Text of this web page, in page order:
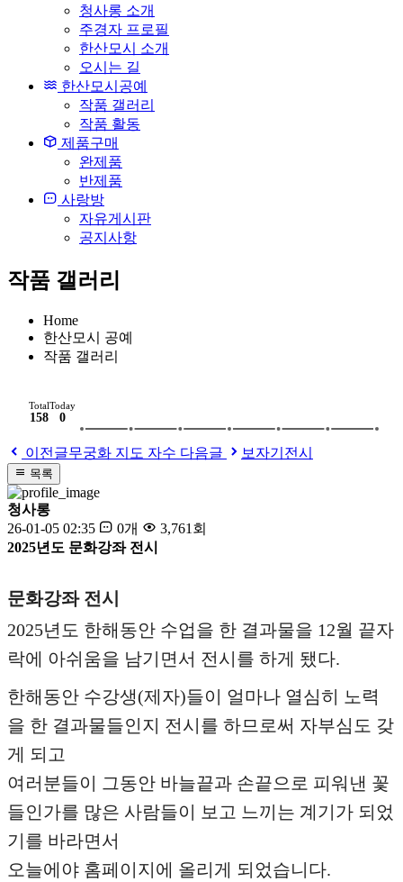
청사롱 소개
주경자 프로필
한산모시 소개
오시는 길
한산모시공예
작품 갤러리
작품 활동
제품구매
완제품
반제품
사랑방
자유게시판
공지사항
작품 갤러리
Home
한산모시 공예
작품 갤러리
Total
158
Today
0
이전글무궁화 지도 자수 다음글 보자기전시
목록
청사롱
26-01-05 02:35
0개
3,761회
2025년도 문화강좌 전시
문화강좌 전시
2025년도 한해동안 수업을 한 결과물을 12월 끝자
락에 아쉬움을 남기면서 전시를 하게 됐다.
한해동안 수강생(제자)들이 얼마나 열심히 노력
을 한 결과물들인지 전시를 하므로써 자부심도 갖
게 되고
여러분들이 그동안 바늘끝과 손끝으로 피워낸 꽃
들인가를 많은 사람들이 보고 느끼는 계기가 되었
기를 바라면서
오늘에야 홈페이지에 올리게 되었습니다.